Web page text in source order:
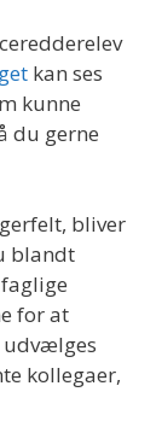
kan ses
kunne
du gerne
bliver
blandt
for at
udvælges
kollegaer,